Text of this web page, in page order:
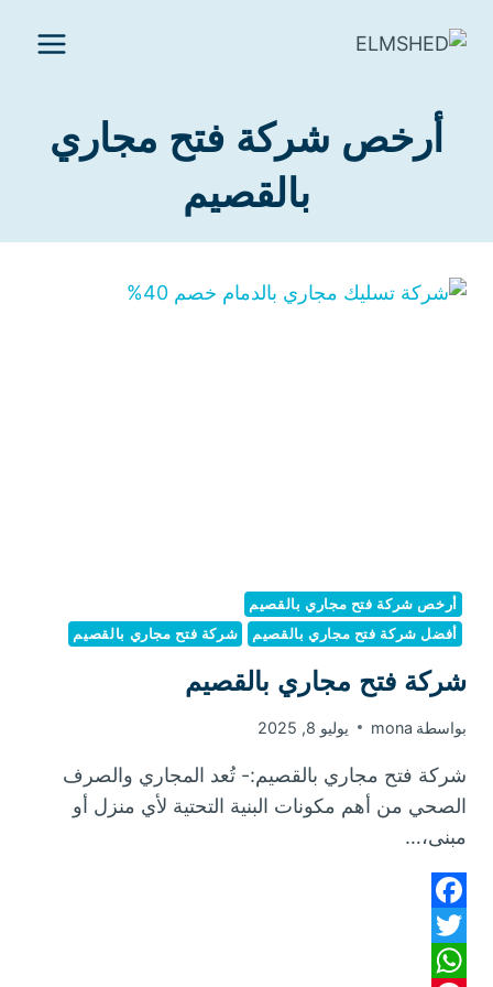
أرخص شركة فتح مجاري
بالقصيم
أرخص شركة فتح مجاري بالقصيم
أفضل شركة فتح مجاري بالقصيم
شركة فتح مجاري بالقصيم
شركة فتح مجاري بالقصيم
بواسطة mona يوليو 8, 2025
شركة فتح مجاري بالقصيم:- تُعد المجاري والصرف
الصحي من أهم مكونات البنية التحتية لأي منزل أو
مبنى،…
Facebook
Twitter